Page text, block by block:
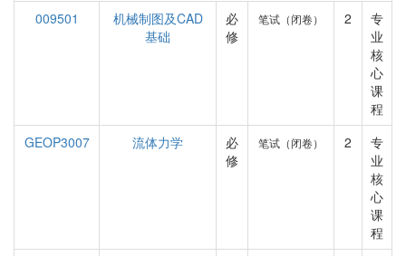
009501
机械制图及CAD
基础
必
修
笔试（闭卷） 2
专
业
核
心
课
程
GEOP3007
流体力学
必
修
笔试（闭卷） 2
专
业
核
心
课
程